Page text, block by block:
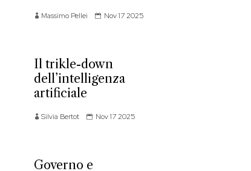
Massimo Pellei Nov 17 2025
Il trikle-down
dell’intelligenza
artificiale
Silvia Bertot Nov 17 2025
Governo e